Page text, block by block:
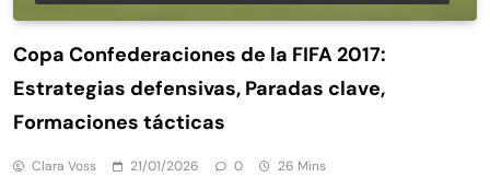
Copa Confederaciones de la FIFA 2017:
Estrategias defensivas, Paradas clave,
Formaciones tácticas
Clara Voss 21/01/2026 0 26 Mins